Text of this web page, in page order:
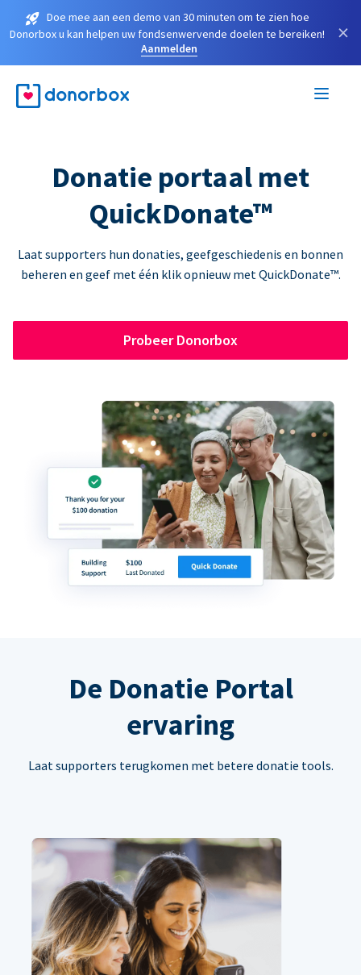
Doe mee aan een demo van 30 minuten om te zien hoe
Donorbox u kan helpen uw fondsenwervende doelen te bereiken!
Aanmelden
×
Donatie portaal met
QuickDonate™
Laat supporters hun donaties, geefgeschiedenis en bonnen
beheren en geef met één klik opnieuw met QuickDonate™.
Probeer Donorbox
De Donatie Portal
ervaring
Laat supporters terugkomen met betere donatie tools.